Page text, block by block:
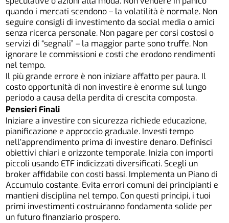
quando i mercati scendono – la volatilità è normale. Non
seguire consigli di investimento da social media o amici
senza ricerca personale. Non pagare per corsi costosi o
servizi di “segnali” – la maggior parte sono truffe. Non
ignorare le commissioni e costi che erodono rendimenti
nel tempo.
Il più grande errore è non iniziare affatto per paura. Il
costo opportunità di non investire è enorme sul lungo
periodo a causa della perdita di crescita composta.
Pensieri Finali
Iniziare a investire con sicurezza richiede educazione,
pianificazione e approccio graduale. Investi tempo
nell’apprendimento prima di investire denaro. Definisci
obiettivi chiari e orizzonte temporale. Inizia con importi
piccoli usando ETF indicizzati diversificati. Scegli un
broker affidabile con costi bassi. Implementa un Piano di
Accumulo costante. Evita errori comuni dei principianti e
mantieni disciplina nel tempo. Con questi principi, i tuoi
primi investimenti costruiranno fondamenta solide per
un futuro finanziario prospero.